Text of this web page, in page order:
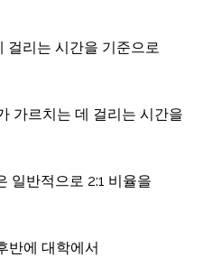
걸리는 시간을 기준으로
가르치는 데 걸리는 시간을
일반적으로 2:1 비율을
반에 대학에서